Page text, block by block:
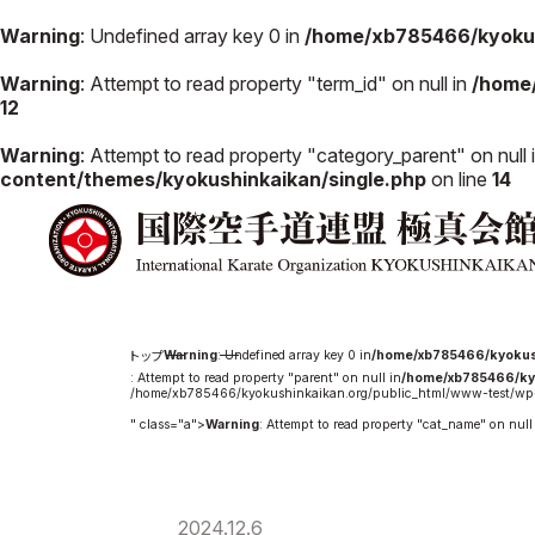
Warning: Undefined array key 0 in /home/xb785466/
Warning: Attempt to read property "term_id" on null in /
12
Warning: Attempt to read property "category_parent" on null
content/themes/kyokushinkaikan/single.php on line 14
スケジュール
極真会館の世界
極真会館の理念
松井章奎館長 紹
介
極真の歴史
極真会
役員紹
各委員
Warning: Undefined array key 0 in/home/xb785466/
: Attempt to read property "parent" on null in/home/xb785466/
/home/xb785466/kyokushinkaikan.org/public_html/www-test/
" class="a">Warning: Attempt to read property "cat_name" on
2024.12.6